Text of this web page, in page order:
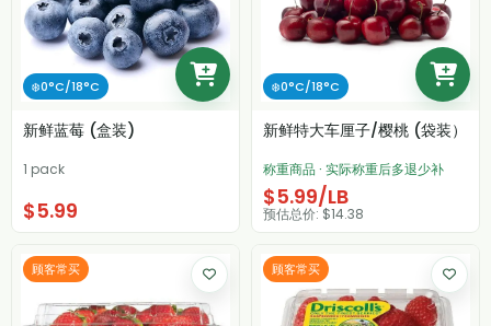
❄️0°C/18°C
新鲜蓝莓 (盒装)
1 pack
$5.99
❄️0°C/18°C
新鲜特大车厘子/樱桃 (袋装）
称重商品 · 实际称重后多退少补
$5.99/LB
预估总价: $14.38
顾客常买 顾客常买